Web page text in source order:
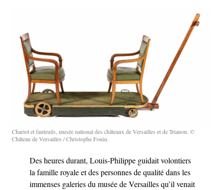
Chariot et fauteuils, musée national des châteaux de Versailles et de Trianon. ©
Château de Versailles / Christophe Fouin.
Des heures durant, Louis-Philippe guidait volontiers
la famille royale et des personnes de qualité dans les
immenses galeries du musée de Versailles qu’il venait